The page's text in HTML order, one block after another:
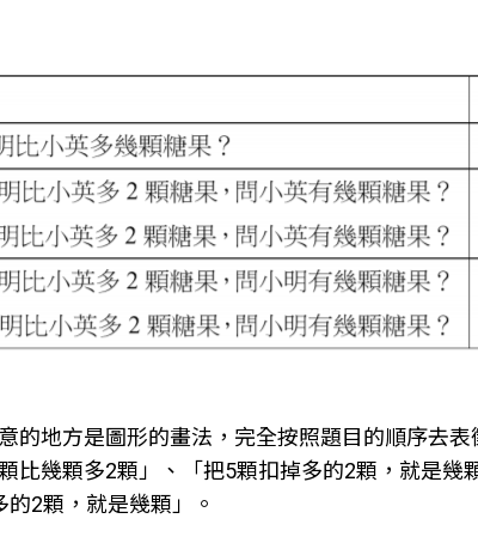
地方是圖形的畫法，完全按照題目的順序去
比幾顆多2顆」、「把5顆扣掉多的2顆，就是幾
2顆，就是幾顆」。